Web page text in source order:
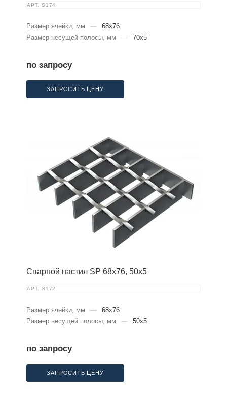
АРТ. S174
Размер ячейки, мм —
68x76
Размер несущей полосы, мм
— 70x5
по запросу
ЗАПРОСИТЬ ЦЕНУ
Сварной настил SP 68х76, 50х5
АРТ. S172
Размер ячейки, мм —
68x76
Размер несущей полосы, мм
— 50x5
по запросу
ЗАПРОСИТЬ ЦЕНУ